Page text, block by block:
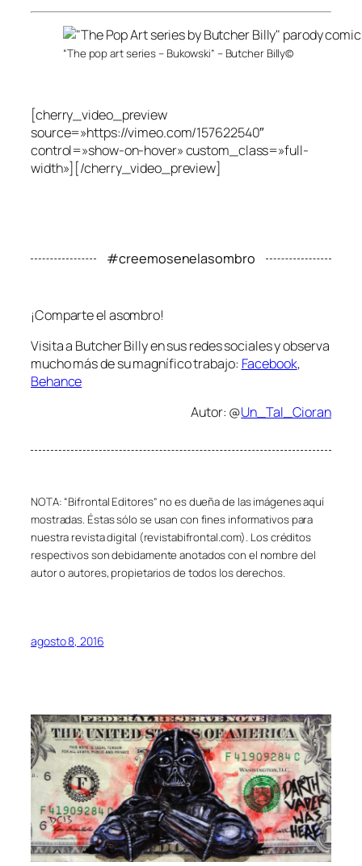
“The pop art series – Bukowski” – Butcher Billy©
[cherry_video_preview
source=»https://vimeo.com/157622540″
control=»show-on-hover» custom_class=»full-
width»][/cherry_video_preview]
#creemosenelasombro
¡Comparte el asombro!
Visita a Butcher Billy en sus redes sociales y observa
mucho más de su magnífico trabajo: Facebook,
Behance
Autor: @Un_Tal_Cioran
NOTA: “Bifrontal Editores” no es dueña de las imágenes aquí
mostradas. Éstas sólo se usan con fines informativos para
nuestra revista digital (revistabifrontal.com). Los créditos
respectivos son debidamente anotados con el nombre del
autor o autores, propietarios de todos los derechos.
agosto 8, 2016